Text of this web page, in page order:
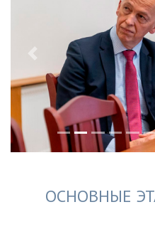
Previous
ОСНОВНЫЕ